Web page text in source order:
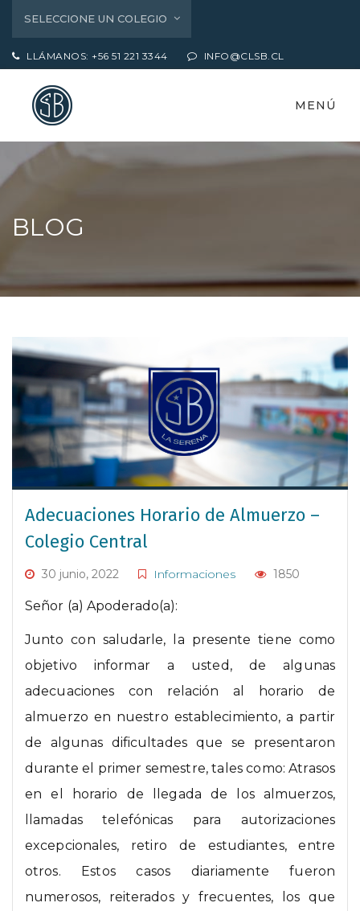
SELECCIONE UN COLEGIO
LLÁMANOS: +56 51 221 3344 INFO@CLSB.CL
MENÚ
BLOG
Adecuaciones Horario de Almuerzo –
Colegio Central
30 junio, 2022 Informaciones 1850
Señor (a) Apoderado(a):
Junto con saludarle, la presente tiene como
objetivo informar a usted, de algunas
adecuaciones con relación al horario de
almuerzo en nuestro establecimiento, a partir
de algunas dificultades que se presentaron
durante el primer semestre, tales como: Atrasos
en el horario de llegada de los almuerzos,
llamadas telefónicas para autorizaciones
excepcionales, retiro de estudiantes, entre
otros. Estos casos diariamente fueron
numerosos, reiterados y frecuentes, los que